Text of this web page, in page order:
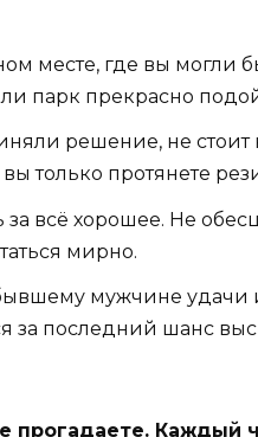
месте, где вы могли
парк прекрасно
решение, не стоит
только протянете
всё хорошее. Не
мирно.
мужчине удачи
за последний шанс
прогадаете. Каждый